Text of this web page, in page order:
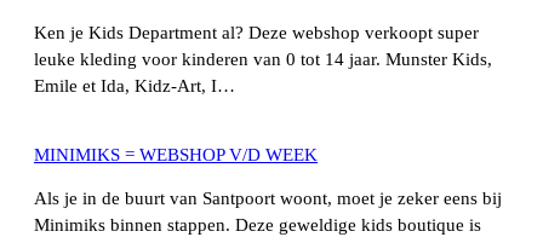
Ken je Kids Department al? Deze webshop verkoopt super
leuke kleding voor kinderen van 0 tot 14 jaar. Munster Kids,
Emile et Ida, Kidz-Art, I…
MINIMIKS = WEBSHOP V/D WEEK
Als je in de buurt van Santpoort woont, moet je zeker eens bij
Minimiks binnen stappen. Deze geweldige kids boutique is